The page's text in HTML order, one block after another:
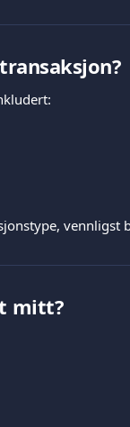
vennligst
mitt?